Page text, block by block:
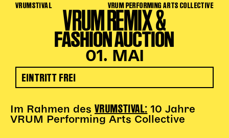
VRUMSTIVAL VRUM PERFORMING ARTS COLLECTIVE
VRUM REMIX &
FASHION AUCTION
01. MAI
EINTRITT FREI
Im Rahmen des VRUMSTIVAL: 10 Jahre
VRUM Performing Arts Collective